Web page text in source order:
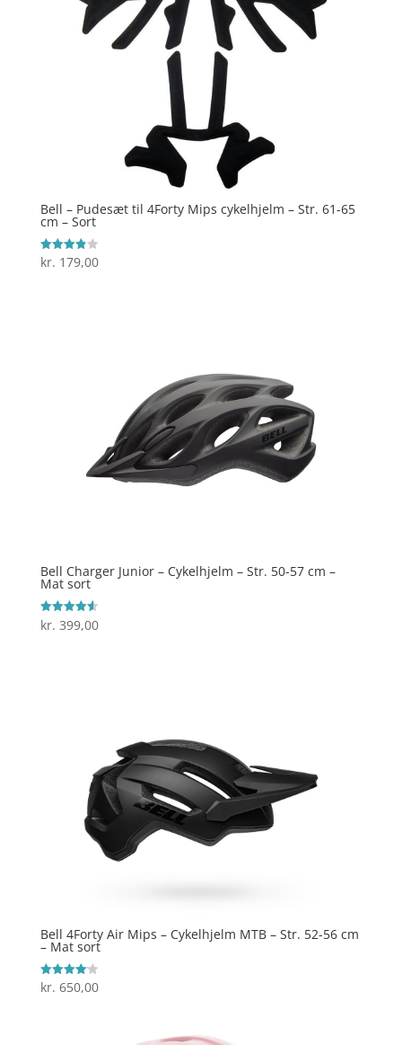
Bell – Pudesæt til 4Forty Mips cykelhjelm – Str. 61-65
cm – Sort
Vurderet
3.9
kr. 179,00
Bell Charger Junior – Cykelhjelm – Str. 50-57 cm –
Mat sort
Vurderet
4.6
kr. 399,00
Bell 4Forty Air Mips – Cykelhjelm MTB – Str. 52-56 cm
– Mat sort
Vurderet
4.1
kr. 650,00